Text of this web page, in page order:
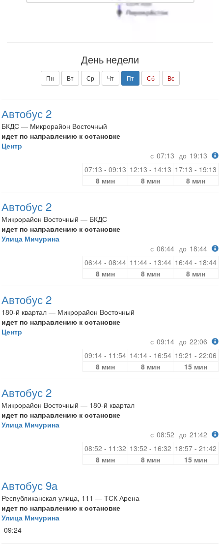
День недели
Пн Вт Ср Чт Пт Сб Вс
Автобус 2
БКДС — Микрорайон Восточный
идет по направлению к остановке
Центр
с 07:13 до 19:13
07:13 - 09:13 12:13 - 14:13 17:13 - 19:13
8 мин
8 мин 8 мин
Автобус 2
Микрорайон Восточный — БКДС
идет по направлению к остановке
Улица Мичурина
с 06:44 до 18:44
06:44 - 08:44 11:44 - 13:44 16:44 - 18:44
8 мин
8 мин 8 мин
Автобус 2
180-й квартал — Микрорайон Восточный
идет по направлению к остановке
Центр
с 09:14 до 22:06
09:14 - 11:54 14:14 - 16:54 19:21 - 22:06
8 мин
8 мин 15 мин
Автобус 2
Микрорайон Восточный — 180-й квартал
идет по направлению к остановке
Улица Мичурина
с 08:52 до 21:42
08:52 - 11:32 13:52 - 16:32 18:57 - 21:42
8 мин
8 мин 15 мин
Автобус 9а
Республиканская улица, 111 — ТСК Арена
идет по направлению к остановке
Улица Мичурина
09:24